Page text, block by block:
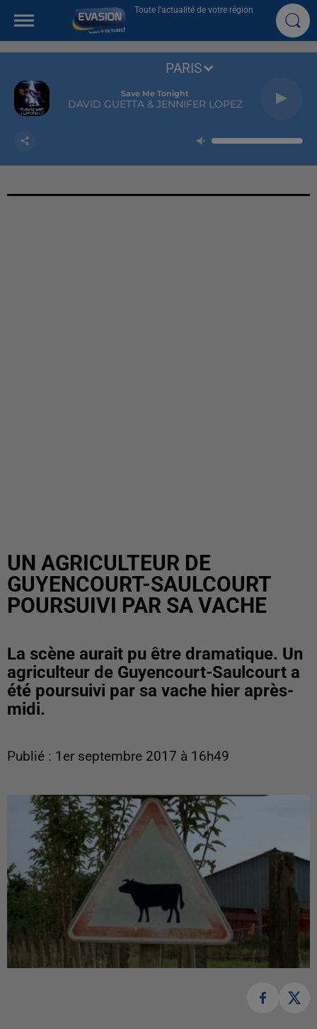
Toute l'actualité de votre région
Save Me Tonight
DAVID GUETTA & JENNIFER LOPEZ
PARIS
UN AGRICULTEUR DE
GUYENCOURT-SAULCOURT
POURSUIVI PAR SA VACHE
La scène aurait pu être dramatique. Un
agriculteur de Guyencourt-Saulcourt a
été poursuivi par sa vache hier après-
midi.
Publié : 1er septembre 2017 à 16h49